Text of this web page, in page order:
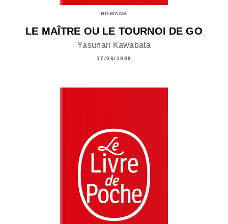
ROMANS
LE MAÎTRE OU LE TOURNOI DE GO
Yasunari Kawabata
17/06/1988